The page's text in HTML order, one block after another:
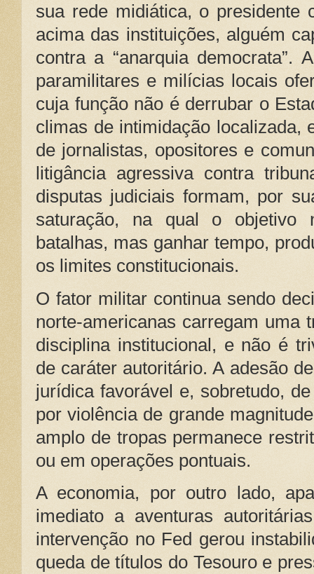
sua rede midiática, o presidente
acima das instituições, alguém
contra a “anarquia democrata”.
paramilitares e milícias locais
cuja função não é derrubar o
climas de intimidação localizada,
de jornalistas, opositores e
litigância agressiva contra
disputas judiciais formam, por
saturação, na qual o
batalhas, mas ganhar tempo,
os limites constitucionais.
O fator militar continua sendo
norte-americanas carregam uma
disciplina institucional, e não é
de caráter autoritário. A adesão
jurídica favorável e, sobretudo,
por violência de grande
amplo de tropas permanece
ou em operações pontuais.
A economia, por outro lado,
imediato a aventuras
intervenção no Fed gerou
queda de títulos do Tesouro e